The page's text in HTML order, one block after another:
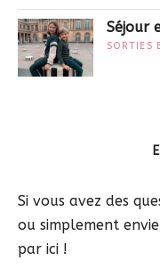
Séjour
SORTIES
Si vous avez des
ou simplement
par ici !